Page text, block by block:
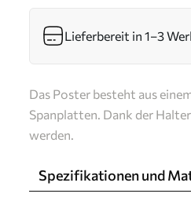
Lieferbereit in 1–3
Das Poster besteht aus
Spanplatten. Dank der
werden.
Spezifikationen und